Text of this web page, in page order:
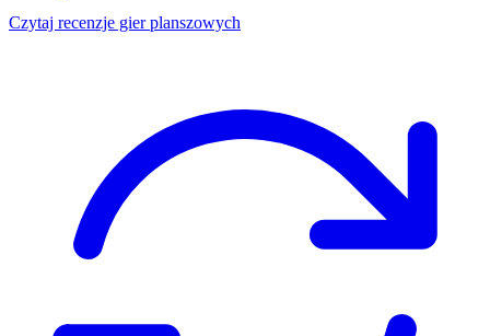
Czytaj recenzje gier planszowych